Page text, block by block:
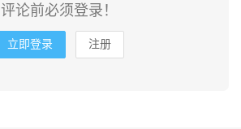
评论前必须登录！
立即登录 注册